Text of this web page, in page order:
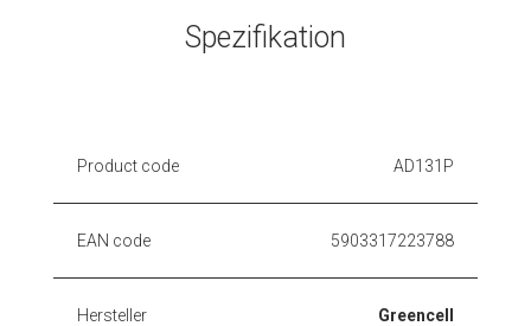
Spezifikation
Product code AD131P
EAN code 5903317223788
Hersteller Greencell